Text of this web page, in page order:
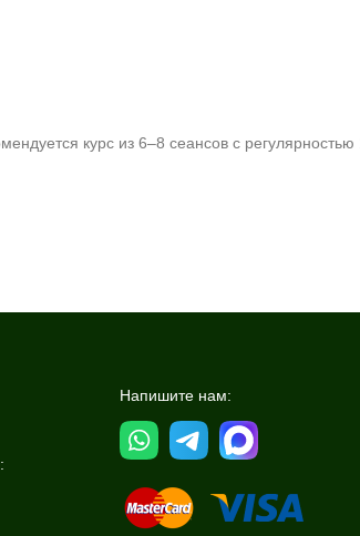
курс из 6–8 сеансов с регулярностью
Напишите нам: